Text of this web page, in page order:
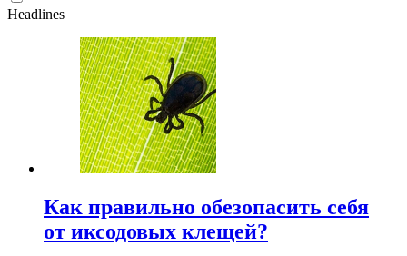
Headlines
Как правильно обезопасить себя
от иксодовых клещей?